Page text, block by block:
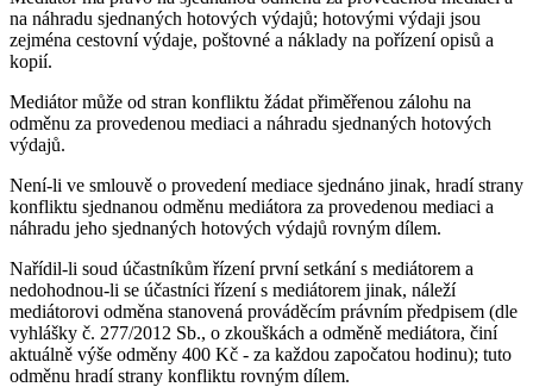
na náhradu sjednaných hotových výdajů; hotovými výdaji jsou
zejména cestovní výdaje, poštovné a náklady na pořízení opisů a
kopií.
Mediátor může od stran konfliktu žádat přiměřenou zálohu na
odměnu za provedenou mediaci a náhradu sjednaných hotových
výdajů.
Není-li ve smlouvě o provedení mediace sjednáno jinak, hradí strany
konfliktu sjednanou odměnu mediátora za provedenou mediaci a
náhradu jeho sjednaných hotových výdajů rovným dílem.
Nařídil-li soud účastníkům řízení první setkání s mediátorem a
nedohodnou-li se účastníci řízení s mediátorem jinak, náleží
mediátorovi odměna stanovená prováděcím právním předpisem (dle
vyhlášky č. 277/2012 Sb., o zkouškách a odměně mediátora, činí
aktuálně výše odměny 400 Kč - za každou započatou hodinu); tuto
odměnu hradí strany konfliktu rovným dílem.